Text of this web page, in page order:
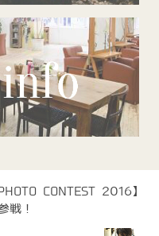
CONTEST 2016】
戦！